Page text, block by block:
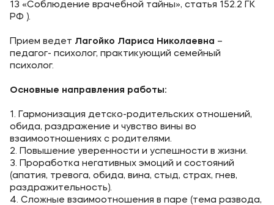
Среднее профессиональное образование
Дополнительное образование
Медиа
Объявления
Новости
Контакты
Банковские реквизиты
13 «Соблюдение врачебной тайны», статья 152.2 ГК
РФ ).
Прием ведет Лагойко Лариса Николаевна –
педагог- психолог, практикующий семейный
психолог.
Основные направления работы:
1. Гармонизация детско-родительских отношений,
обида, раздражение и чувство вины во
взаимоотношениях с родителями.
2. Повышение уверенности и успешности в жизни.
3. Проработка негативных эмоций и состояний
(апатия, тревога, обида, вина, стыд, страх, гнев,
раздражительность).
4. Сложные взаимоотношения в паре (тема развода,